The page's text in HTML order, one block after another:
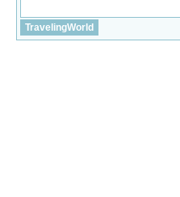
TravelingWorld